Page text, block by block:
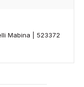
Mabina | 523372